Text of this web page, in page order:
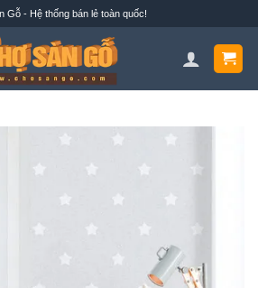
Gỗ - Hệ thống bán lẻ toàn quốc!